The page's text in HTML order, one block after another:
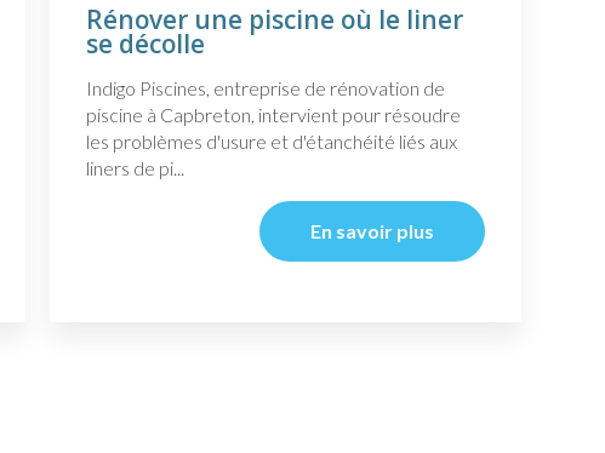
Rénover une piscine où le liner
se décolle
Indigo Piscines, entreprise de rénovation de
piscine à Capbreton, intervient pour résoudre
les problèmes d'usure et d'étanchéité liés aux
liners de pi...
En savoir plus